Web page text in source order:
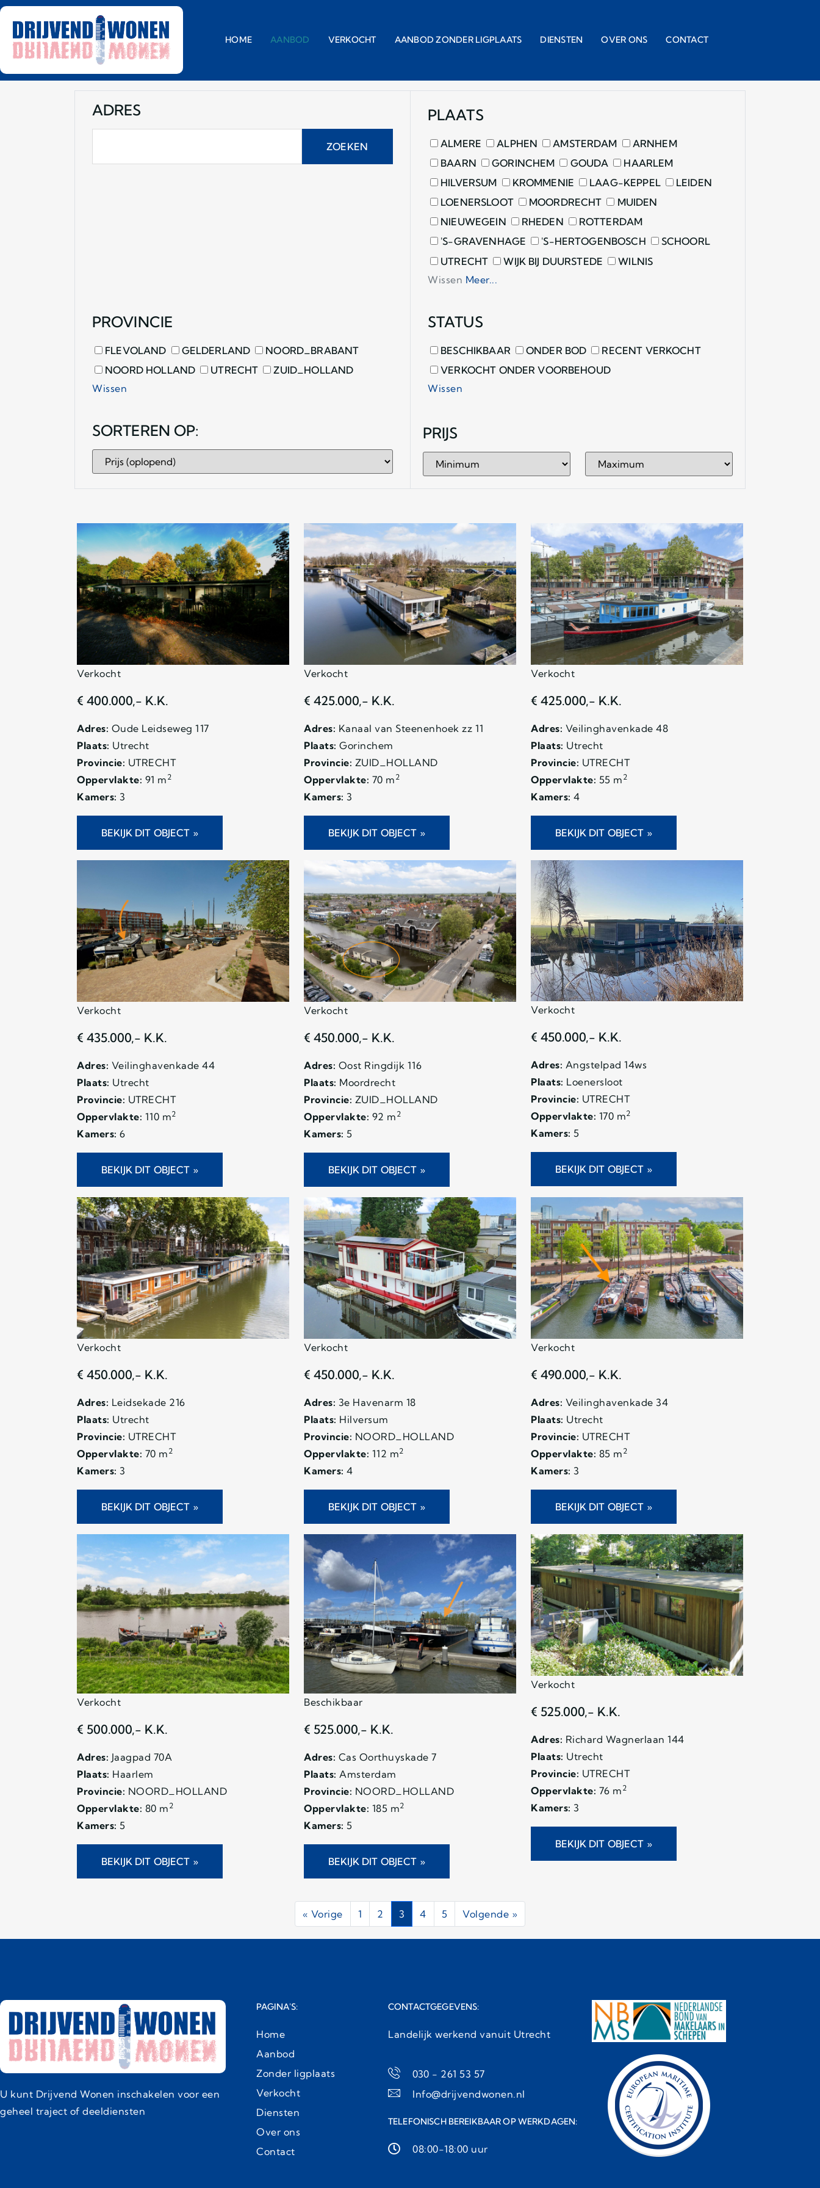
HOME AANBOD VERKOCHT AANBOD ZONDER LIGPLAATS DIENSTEN OVER ONS CONTACT
ADRES
ZOEKEN
PLAATS
ALMERE ALPHEN AMSTERDAM
ARNHEM
BAARN
GORINCHEM GOUDA
HAARLEM
HILVERSUM
KROMMENIE LAAG-KEPPEL
LEIDEN
LOENERSLOOT
MOORDRECHT
MUIDEN
NIEUWEGEIN
RHEDEN
ROTTERDAM
'S-GRAVENHAGE
'S-HERTOGENBOSCH
SCHOORL
UTRECHT
WIJK BIJ DUURSTEDE
WILNIS
Wissen Meer...
PROVINCIE
FLEVOLAND GELDERLAND
NOORD_BRABANT
NOORD HOLLAND
UTRECHT
ZUID_HOLLAND
Wissen
STATUS
BESCHIKBAAR ONDER BOD
RECENT VERKOCHT
VERKOCHT ONDER VOORBEHOUD
Wissen
SORTEREN OP: PRIJS
Verkocht
€ 400.000,- K.K.
Adres: Oude Leidseweg 117
Plaats: Utrecht
Provincie: UTRECHT
Oppervlakte: 91 m 2
Kamers: 3
BEKIJK DIT OBJECT »
Verkocht
€ 425.000,- K.K.
Adres: Kanaal van Steenenhoek zz 11
Plaats: Gorinchem
Provincie: ZUID_HOLLAND
Oppervlakte: 70 m 2
Kamers: 3
BEKIJK DIT OBJECT »
Verkocht
€ 425.000,- K.K.
Adres: Veilinghavenkade 48
Plaats: Utrecht
Provincie: UTRECHT
Oppervlakte: 55 m 2
Kamers: 4
BEKIJK DIT OBJECT »
Verkocht
€ 435.000,- K.K.
Adres: Veilinghavenkade 44
Plaats: Utrecht
Provincie: UTRECHT
Oppervlakte: 110 m2
Kamers: 6
BEKIJK DIT OBJECT »
Verkocht
€ 450.000,- K.K.
Adres: Oost Ringdijk 116
Plaats: Moordrecht
Provincie: ZUID_HOLLAND
Oppervlakte: 92 m 2
Kamers: 5
BEKIJK DIT OBJECT »
Verkocht
€ 450.000,- K.K.
Adres: Angstelpad 14ws
Plaats: Loenersloot
Provincie: UTRECHT
Oppervlakte: 170 m2
Kamers: 5
BEKIJK DIT OBJECT »
Verkocht
€ 450.000,- K.K.
Adres: Leidsekade 216
Plaats: Utrecht
Provincie: UTRECHT
Oppervlakte: 70 m 2
Kamers: 3
BEKIJK DIT OBJECT »
Verkocht
€ 450.000,- K.K.
Adres: 3e Havenarm 18
Plaats: Hilversum
Provincie: NOORD_HOLLAND
Oppervlakte: 112 m2
Kamers: 4
BEKIJK DIT OBJECT »
Verkocht
€ 490.000,- K.K.
Adres: Veilinghavenkade 34
Plaats: Utrecht
Provincie: UTRECHT
Oppervlakte: 85 m 2
Kamers: 3
BEKIJK DIT OBJECT »
Verkocht
€ 500.000,- K.K.
Adres: Jaagpad 70A
Plaats: Haarlem
Provincie: NOORD_HOLLAND
Oppervlakte: 80 m 2
Kamers: 5
BEKIJK DIT OBJECT »
Beschikbaar
€ 525.000,- K.K.
Adres: Cas Oorthuyskade 7
Plaats: Amsterdam
Provincie: NOORD_HOLLAND
Oppervlakte: 185 m2
Kamers: 5
BEKIJK DIT OBJECT »
Verkocht
€ 525.000,- K.K.
Adres: Richard Wagnerlaan 144
Plaats: Utrecht
Provincie: UTRECHT
Oppervlakte: 76 m 2
Kamers: 3
BEKIJK DIT OBJECT »
« Vorige 1 2 3 4 5 Volgende »
U kunt Drijvend Wonen inschakelen voor een
geheel traject of deeldiensten
PAGINA'S:
Home
Aanbod
Zonder ligplaats
Verkocht
Diensten
Over ons
Contact
CONTACTGEGEVENS:
Landelijk werkend vanuit Utrecht
030 - 261 53 57
Info@drijvendwonen.nl
TELEFONISCH BEREIKBAAR OP WERKDAGEN:
08:00-18:00 uur